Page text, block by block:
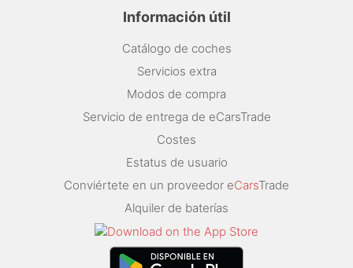
Información útil
Catálogo de coches
Servicios extra
Modos de compra
Servicio de entrega de eCarsTrade
Costes
Estatus de usuario
Conviértete en un proveedor eCarsTrade
Alquiler de baterías